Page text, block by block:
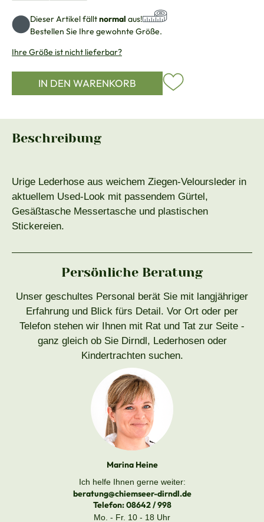
Dieser Artikel fälltnormal aus!
Bestellen Sie Ihre gewohnte Größe.
Ihre Größe ist nicht lieferbar?
IN DEN WARENKORB
Beschreibung
Urige Lederhose aus weichem Ziegen-Veloursleder in
aktuellem Used-Look mit passendem Gürtel,
Gesäßtasche Messertasche und plastischen
Stickereien.
Persönliche Beratung
Unser geschultes Personal berät Sie mit langjähriger
Erfahrung und Blick fürs Detail. Vor Ort oder per
Telefon stehen wir Ihnen mit Rat und Tat zur Seite -
ganz gleich ob Sie Dirndl, Lederhosen oder
Kindertrachten suchen.
Marina Heine
Ich helfe Ihnen gerne weiter:
beratung@chiemseer-dirndl.de
Telefon:08642 / 998
Mo. - Fr. 10 - 18 Uhr